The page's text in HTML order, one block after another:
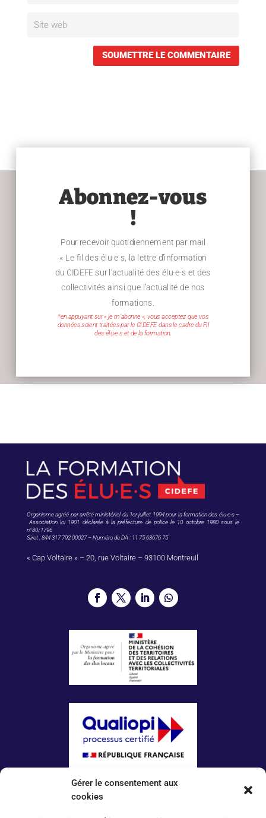
Gérer le consentement aux
cookies
SOUMETTRE LE COMMENTAIRE
Abonnez-vous
!
Pour recevoir quotidiennement par mail
« Le fil des élu·e·s, la lettre d’information
du CIDEFE sur l’actualité des élu·e·s et des
collectivités ainsi que l’actualité de nos
formations.
*en appuyant sur « je m’abonne », vous acceptez que vos
données soient traitées par le CIDEFE dans le cadre du Fil
des élu·e·s et de la formation.
Organisme agréé par arrêté ministériel du 1er juillet 1994 pour la formation des élu·e·s –
Association loi 1901 déclarée à la préfecture de police le 10 octobre 1980 sous le
n°80/1796
Siret : 844 317 792 00027 – Numéro de DA : 11 75 63676 75
« Cap Voltaire » – 20, rue Voltaire – 93100 Montreuil
La certification qualité a été délivrée au titre
de la catégorie d’action suivante :